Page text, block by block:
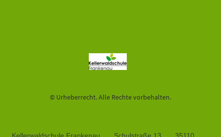
© Urheberrecht. Alle Rechte vorbehalten.